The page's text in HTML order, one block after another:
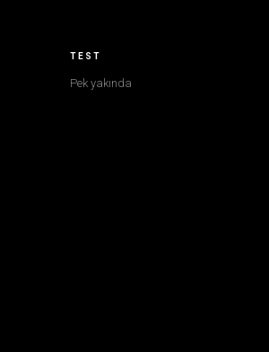
TEST
Pek yakında